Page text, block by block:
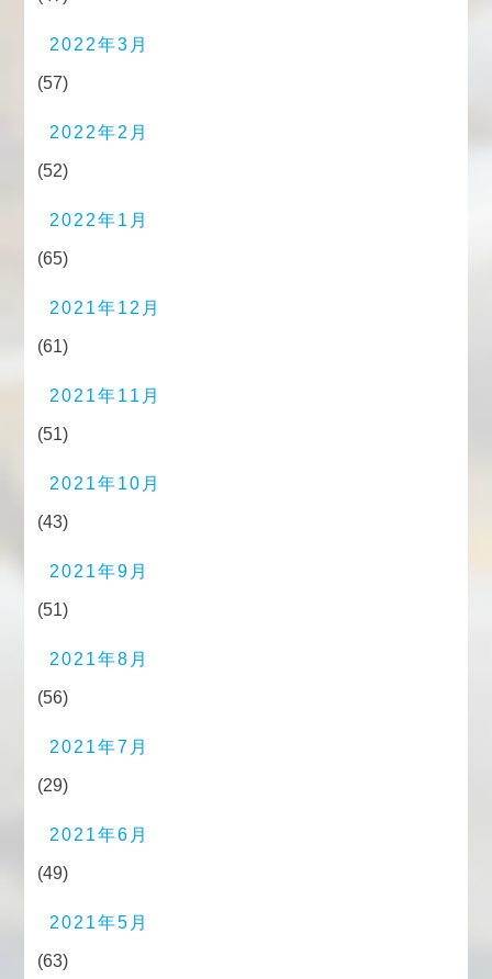
2022年3月
(57)
2022年2月
(52)
2022年1月
(65)
2021年12月
(61)
2021年11月
(51)
2021年10月
(43)
2021年9月
(51)
2021年8月
(56)
2021年7月
(29)
2021年6月
(49)
2021年5月
(63)